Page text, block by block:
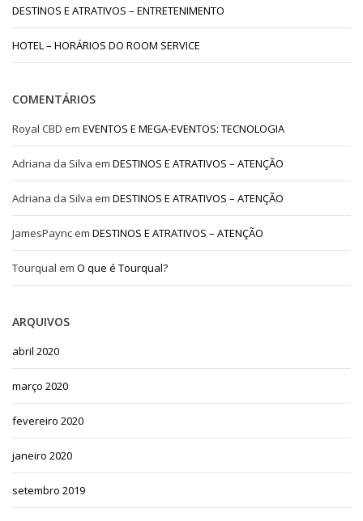
DESTINOS E ATRATIVOS – ENTRETENIMENTO
HOTEL – HORÁRIOS DO ROOM SERVICE
COMENTÁRIOS
Royal CBD em EVENTOS E MEGA-EVENTOS: TECNOLOGIA
Adriana da Silva em DESTINOS E ATRATIVOS – ATENÇÃO
Adriana da Silva em DESTINOS E ATRATIVOS – ATENÇÃO
JamesPaync em DESTINOS E ATRATIVOS – ATENÇÃO
Tourqual em O que é Tourqual?
ARQUIVOS
abril 2020
março 2020
fevereiro 2020
janeiro 2020
setembro 2019